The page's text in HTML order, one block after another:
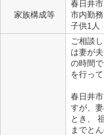
家族構成等
春日井
市内勤
子供1人
ご相談
は妻が
の時間
を行っ
春日井
すが、
とき、
までと